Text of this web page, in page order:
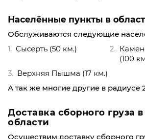
Населённые пункты в
Обслуживаются следующие
Сысерть (50 км.)
(100
Верхняя Пышма (17 км.)
А так же многие другие в радиусе
Доставка сборного груза
области
Осуществим доставку сборного